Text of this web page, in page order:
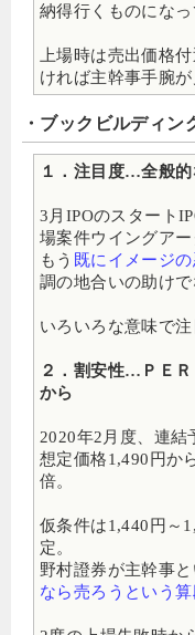
納得行くものになっ
上場時は売出価格
ければ主幹事手腕が
・ブックビルディン
１．注目度…全般的
3月IPOのスタート
場案件ウイングアー
もう 既にイメージ
調の地合いの助けで
いろいろな意味で
２．割安性…ＰＥ
から
2020年2月度、連結
想定価格1,490円か
倍。
仮条件は1,440円～
定。
野村證券が主幹事
なら売ろうという